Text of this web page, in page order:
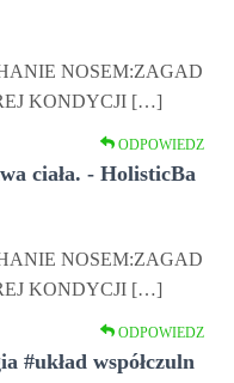
NOSEM:ZAGAD
KONDYCJI […]
ODPOWIEDZ
ciała. - HolisticBa
NOSEM:ZAGAD
KONDYCJI […]
ODPOWIEDZ
#układ współczuln